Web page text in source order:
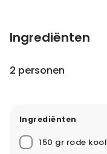
Ingrediënten
2 personen
Ingrediënten
150 gr rode kool